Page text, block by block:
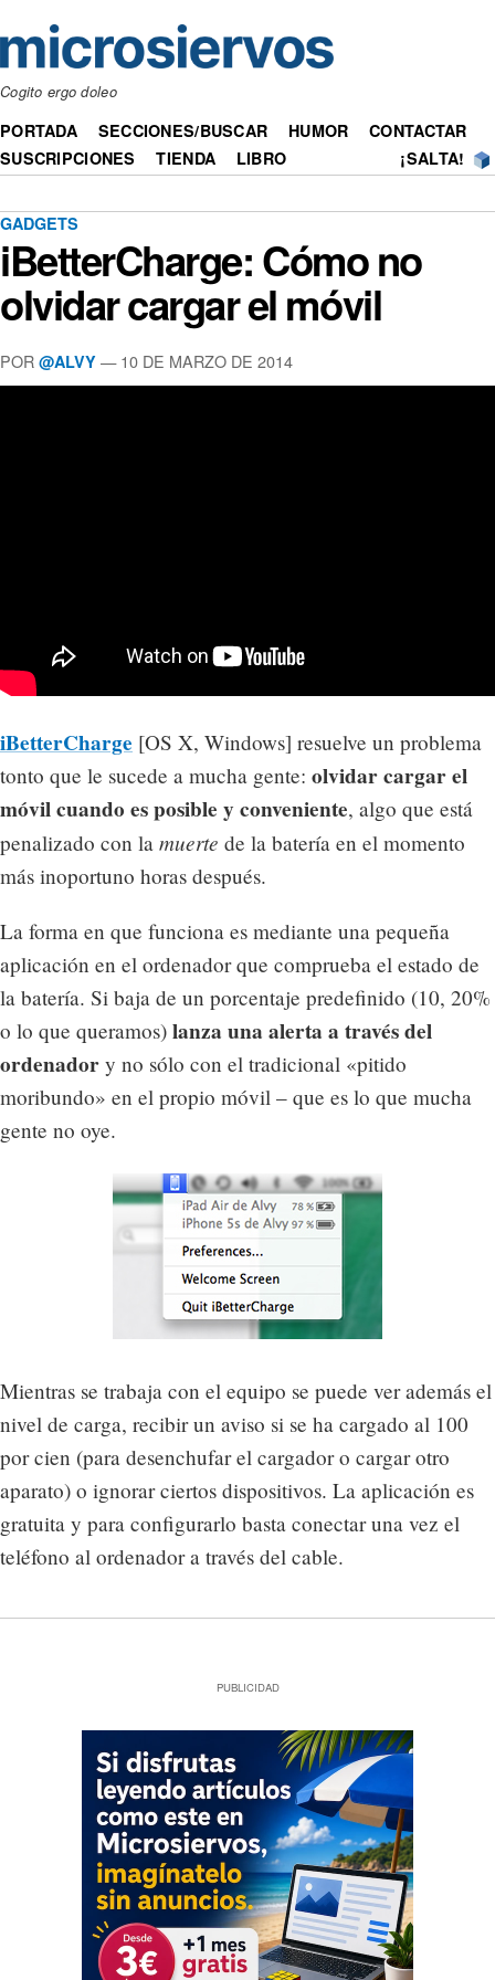
Cogito ergo doleo
PORTADA SECCIONES/BUSCAR HUMOR
CONTACTAR
SUSCRIPCIONES
TIENDA LIBRO ¡SALTA!
GADGETS
iBetterCharge: Cómo no
olvidar cargar el móvil
POR @ALVY — 10 DE MARZO DE 2014
iBetterCharge [OS X, Windows] resuelve un problema
tonto que le sucede a mucha gente: olvidar cargar el
móvil cuando es posible y conveniente, algo que está
penalizado con la muerte de la batería en el momento
más inoportuno horas después.
La forma en que funciona es mediante una pequeña
aplicación en el ordenador que comprueba el estado de
la batería. Si baja de un porcentaje predefinido (10, 20%
o lo que queramos) lanza una alerta a través del
ordenador y no sólo con el tradicional «pitido
moribundo» en el propio móvil – que es lo que mucha
gente no oye.
Mientras se trabaja con el equipo se puede ver además el
nivel de carga, recibir un aviso si se ha cargado al 100
por cien (para desenchufar el cargador o cargar otro
aparato) o ignorar ciertos dispositivos. La aplicación es
gratuita y para configurarlo basta conectar una vez el
teléfono al ordenador a través del cable.
PUBLICIDAD